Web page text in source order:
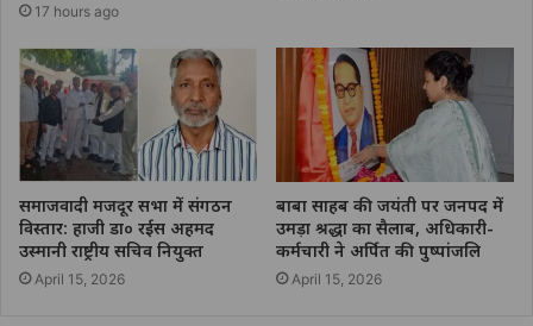
17 hours ago
समाजवादी मजदूर सभा में संगठन
विस्तार: हाजी डा० रईस अहमद
उस्मानी राष्ट्रीय सचिव नियुक्त
April 15, 2026
बाबा साहब की जयंती पर जनपद में
उमड़ा श्रद्धा का सैलाब, अधिकारी-
कर्मचारी ने अर्पित की पुष्पांजलि
April 15, 2026